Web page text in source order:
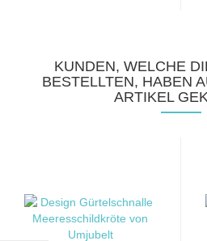
KUNDEN, WELCHE
BESTELLTEN, HABEN
ARTIKEL